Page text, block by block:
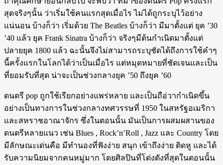
สุดจริงๆนั้น ว่าเริ่มใช้คนแรกสุดเมื่อไร ไม่ได้ถูกระบุไว้อย่าง
แน่นอน บ้างก็ว่า เริ่มด้วย The Beatles บ้างก็ว่า มีมาตั้งแต่ ยุค ’30
’40 แล้ว ยุค Frank Sinatra บ้างก็ว่า จริงๆมีต้นกำเนิดมาตั้งแต่
ปลายยุค 1800 แล้ว ฉะนั้นจึงไม่สามารถระบุชัดได้ถึงการใช้คำๆ
นี้ครั้งแรกในโลกได้ว่าเป็นเมื่อไร แต่หมุดหมายที่ชัดเจนและเป็น
ที่ยอมรับที่สุด น่าจะเป็นช่วงกลางยุค ’50 ถึงยุค ’60
ดนตรี pop ถูกใช้เรียกอย่างแพร่หลาย และเป็นถือ่วากำเนิดขึ้น
อย่างเป็นทางการในช่วงกลางทศวรรษที่ 1950 ในสหรัฐอเมริกา
และสหราชอาณาจักร ซึ่งในตอนนั้น มันเป็นการผสมผสานของ
ดนตรีหลายแนว เช่น Blues , Rock’n’Roll , Jazz และ Country โดย
มีลักษณะเด่นคือ มีทำนองที่ฟังง่าย สนุก เข้าถึงง่าย ติดหู และได้
รับความนิยมจากคนหมู่มาก โดยศิลปินที่โด่งดังที่สุดในตอนนั้น